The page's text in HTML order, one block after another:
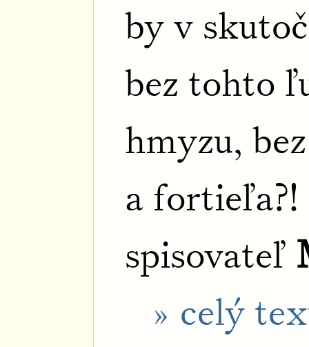
by v
bez tohto
hmyzu,
a fortieľa?!
spisovateľ
» celý